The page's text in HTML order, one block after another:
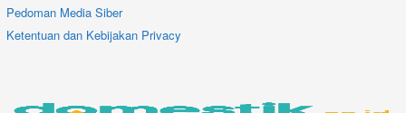
Pedoman Media Siber
Ketentuan dan Kebijakan Privacy